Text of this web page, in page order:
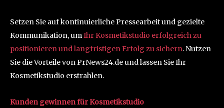
Setzen Sie auf kontinuierliche Pressearbeit und gezielte
Kommunikation, umIhr Kosmetikstudio erfolgreich zu
positionieren und langfristigen Erfolg zu sichern. Nutzen
Sie die Vorteile von PrNews24.de und lassen Sie Ihr
Kosmetikstudio erstrahlen.
Kunden gewinnen für Kosmetikstudio